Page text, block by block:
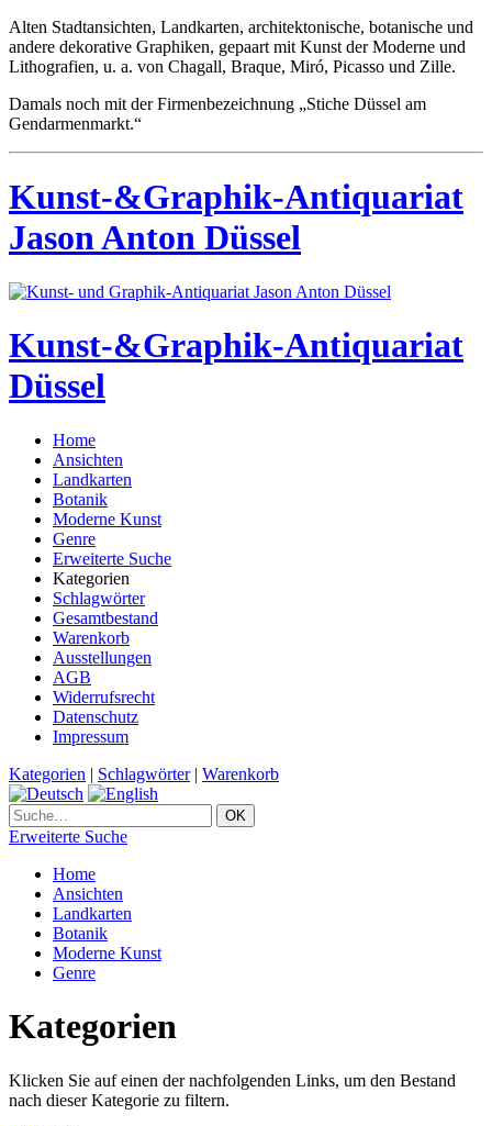
Alten Stadtansichten, Landkarten, architektonische, botanische und
andere dekorative Graphiken, gepaart mit Kunst der Moderne und
Lithografien, u. a. von Chagall, Braque, Miró, Picasso und Zille.
Damals noch mit der Firmenbezeichnung „Stiche Düssel am
Gendarmenmarkt.“
Kunst-&Graphik-Antiquariat
Jason Anton Düssel
Kunst-&Graphik-Antiquariat
Düssel
Home
Ansichten
Landkarten
Botanik
Moderne Kunst
Genre
Erweiterte Suche
Kategorien
Schlagwörter
Gesamtbestand
Warenkorb
Ausstellungen
AGB
Widerrufsrecht
Datenschutz
Impressum
Kategorien | Schlagwörter| Warenkorb
Erweiterte Suche
Home
Ansichten
Landkarten
Botanik
Moderne Kunst
Genre
Kategorien
Klicken Sie auf einen der nachfolgenden Links, um den Bestand
nach dieser Kategorie zu filtern.